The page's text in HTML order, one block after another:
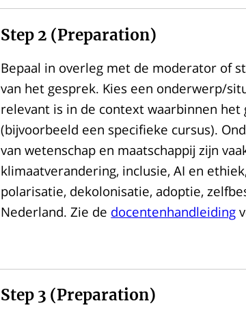
Step 2 (Preparation)
Bepaal in overleg met de moderator of
van het gesprek. Kies een onderwerp/
relevant is in de context waarbinnen
(bijvoorbeeld een specifieke cursus).
van wetenschap en maatschappij zijn
klimaatverandering, inclusie, AI en
polarisatie, dekolonisatie, adoptie,
Nederland. Zie de docentenhandleiding
Step 3 (Preparation)